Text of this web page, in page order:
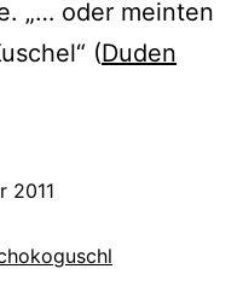
„… oder mein­ten
(Duden
2011